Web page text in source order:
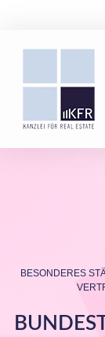
BESONDERES